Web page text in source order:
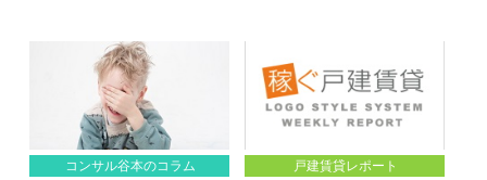
コンサル谷本のコラム 戸建賃貸レポート